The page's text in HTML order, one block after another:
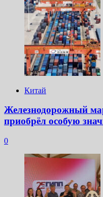
Китай
Железнодорожный
приобрёл особую
0